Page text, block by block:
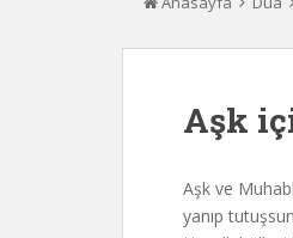
Aşk
Aşk ve
yanıp